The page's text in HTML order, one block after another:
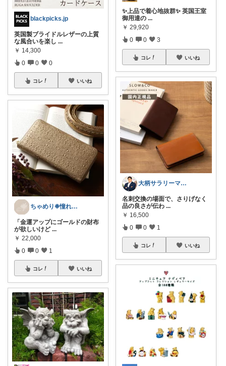
blackpicks.jp
英国製ブライドルレザーの上質
な風合いを楽し ...
￥ 14,300
0 0 0
コレ いいね
ちゃめり❉憧れの淡色・北欧インテリア
​「金運アップにゴールドの財布
が欲しいけど ...
￥ 22,000
0 0 1
コレ いいね
✨上品で着心地抜群✨ 英国王室
御用達の ...
￥ 29,920
0 0 3
コレ いいね
大柄サラリーマンの装い部屋
名刺交換の場面で、さりげなく
品の良さが伝わ ...
￥ 16,500
0 0 1
コレ いいね